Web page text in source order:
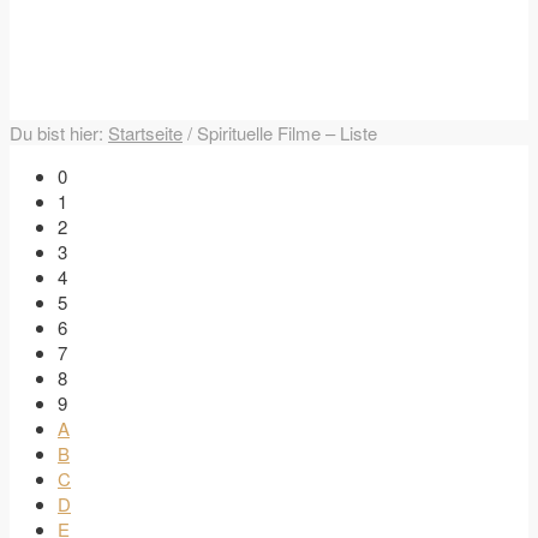
Du bist hier: Startseite/ Spirituelle Filme – Liste
0
1
2
3
4
5
6
7
8
9
A
B
C
D
E